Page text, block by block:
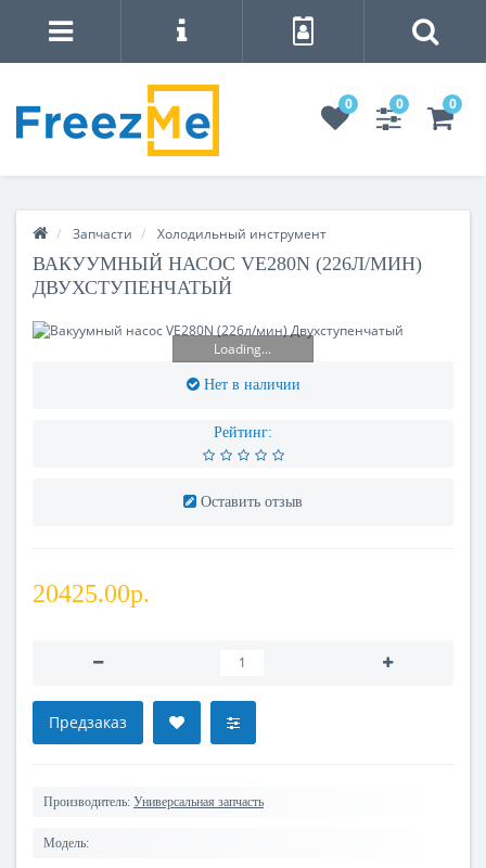
0 0 0
Запчасти Холодильный инструмент
ВАКУУМНЫЙ НАСОС VE280N (226Л/МИН)
ДВУХСТУПЕНЧАТЫЙ
Loading...
Нет в наличии
Рейтинг:
Оставить отзыв
20425.00р.
Предзаказ
Производитель: Универсальная запчасть
Модель: